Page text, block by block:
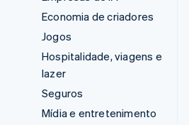
Economia de criadores
Jogos
Hospitalidade, viagens e
lazer
Seguros
Mídia e entretenimento